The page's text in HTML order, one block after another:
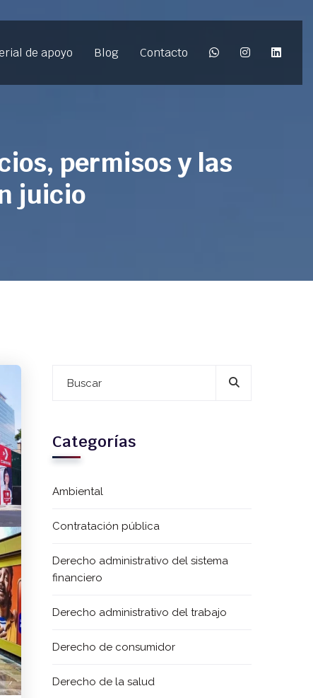
de apoyo Blog Contacto
permisos y las
juicio
Categorías
Ambiental
Contratación pública
Derecho administrativo del sistema
financiero
Derecho administrativo del trabajo
Derecho de consumidor
Derecho de la salud